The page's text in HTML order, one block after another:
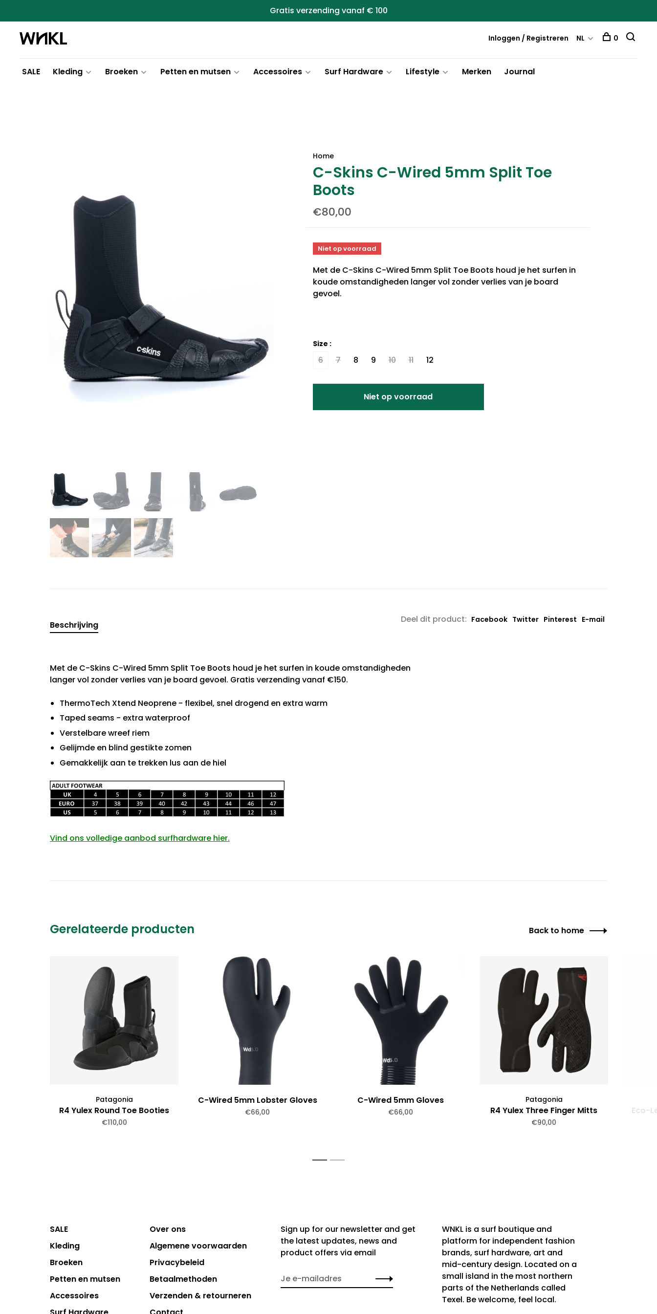
Gratis verzending vanaf € 100
SALE Kleding Broeken Petten en mutsen Accessoires Surf Hardware Lifestyle Merken Journal
Inloggen / Registreren NL 0
Home
C-Skins C-Wired 5mm Split Toe
Boots
€80,00
Niet op voorraad
Met de C-Skins C-Wired 5mm Split Toe Boots houd je het surfen in
koude omstandigheden langer vol zonder verlies van je board
gevoel.
Size :
6 7 8 9 10 11 12
Niet op voorraad
Deel dit product: Facebook Twitter Pinterest E-mail
Beschrijving
Met de C-Skins C-Wired 5mm Split Toe Boots houd je het surfen in koude omstandigheden
langer vol zonder verlies van je board gevoel. Gratis verzending vanaf €150.
ThermoTech Xtend Neoprene - flexibel, snel drogend en extra warm
Taped seams - extra waterproof
Verstelbare wreef riem
Gelijmde en blind gestikte zomen
Gemakkelijk aan te trekken lus aan de hiel
Vind ons volledige aanbod surfhardware hier.
Gerelateerde producten Back to home
Patagonia
R4 Yulex Round Toe Booties
€110,00
C-Wired 5mm Lobster Gloves
€66,00
C-Wired 5mm Gloves
€66,00
Patagonia
R4 Yulex Three Finger Mitts
€90,00
Eco-
1 2
SALE
Kleding
Broeken
Petten en mutsen
Accessoires
Over ons
Algemene voorwaarden
Privacybeleid
Betaalmethoden
Verzenden & retourneren
Sign up for our newsletter and get
the latest updates, news and
product offers via email
WNKL is a surf boutique and
platform for independent fashion
brands, surf hardware, art and
mid-century design. Located on a
small island in the most northern
parts of the Netherlands called
Texel. Be welcome, feel local.